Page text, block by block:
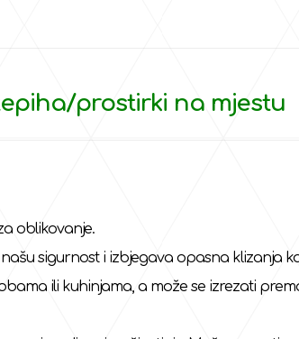
prostirki na mjestu
oblikovanje.
sigurnost i izbjegava opasna klizanja
ili kuhinjama, a može se izrezati